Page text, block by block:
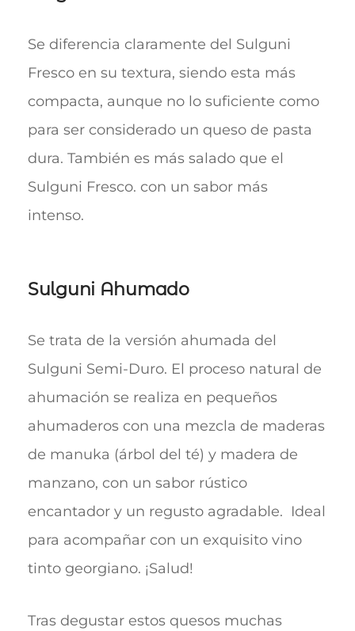
Se diferencia claramente del Sulguni
Fresco en su textura, siendo esta más
compacta, aunque no lo suficiente como
para ser considerado un queso de pasta
dura. También es más salado que el
Sulguni Fresco. con un sabor más
intenso.
Sulguni Ahumado
Se trata de la versión ahumada del
Sulguni Semi-Duro. El proceso natural de
ahumación se realiza en pequeños
ahumaderos con una mezcla de maderas
de manuka (árbol del té) y madera de
manzano, con un sabor rústico
encantador y un regusto agradable. Ideal
para acompañar con un exquisito vino
tinto georgiano. ¡Salud!
Tras degustar estos quesos muchas